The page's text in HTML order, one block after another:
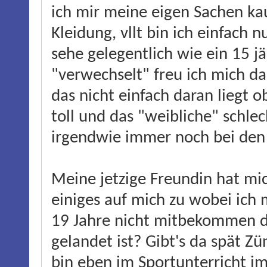
ich mir meine eigen Sachen
Kleidung, vllt bin ich einfach
sehe gelegentlich wie ein 15
"verwechselt" freu ich mich
das nicht einfach daran liegt
toll und das "weibliche"
irgendwie immer noch bei
Meine jetzige Freundin hat
einiges auf mich zu wobei ich
19 Jahre nicht mitbekommen
gelandet ist? Gibt's da spät
bin eben im Sportunterricht